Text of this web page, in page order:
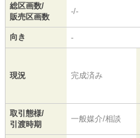
総区画数/
販売区画数
-/-
向き -
現況 完成済み
取引態様/
引渡時期
一般媒介/相談